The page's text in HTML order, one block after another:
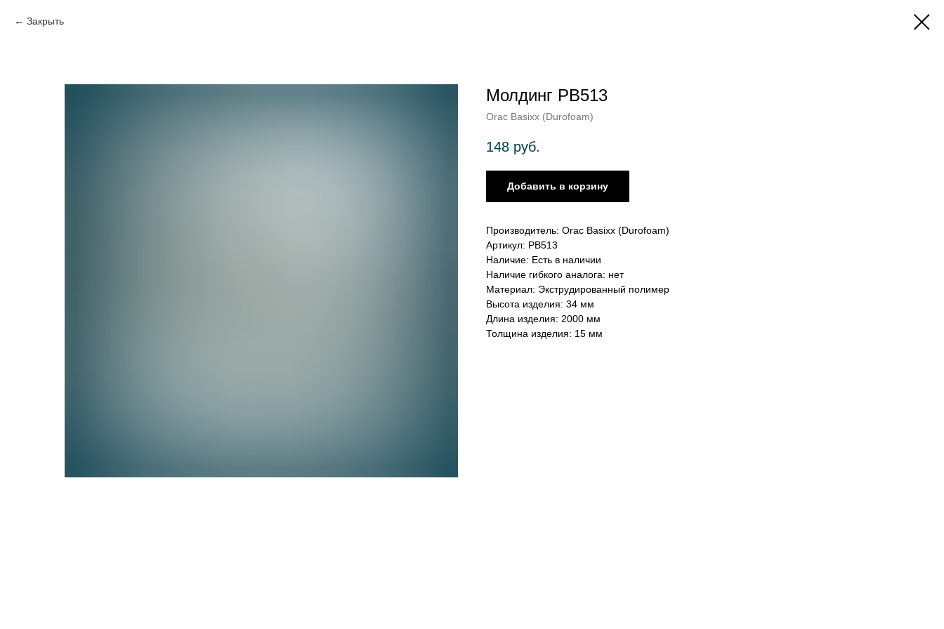
Закрыть
Молдинг PB513
Orac Basixx (Durofoam)
148 руб.
Добавить в корзину
Производитель: Orac Basixx (Durofoam)
Артикул: PB513
Наличие: Есть в наличии
Наличие гибкого аналога: нет
Материал: Экструдированный полимер
Высота изделия: 34 мм
Длина изделия: 2000 мм
Толщина изделия: 15 мм